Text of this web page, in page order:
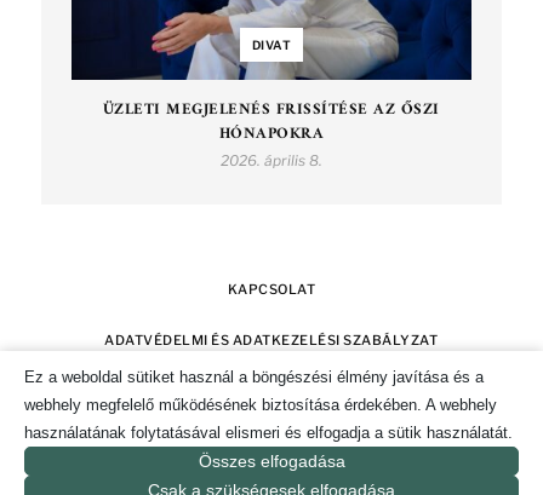
DIVAT
ÜZLETI MEGJELENÉS FRISSÍTÉSE AZ ŐSZI
HÓNAPOKRA
2026. április 8.
KAPCSOLAT
ADATVÉDELMI ÉS ADATKEZELÉSI SZABÁLYZAT
IMPRESSZUM
SÜTI TÁJÉKOZTATÓ ÉS HOZZÁJÁRULÁS KEZELÉSE
Ez a weboldal sütiket használ a böngészési élmény javítása és a
webhely megfelelő működésének biztosítása érdekében. A webhely
használatának folytatásával elismeri és elfogadja a sütik használatát.
Összes elfogadása
Csak a szükségesek elfogadása